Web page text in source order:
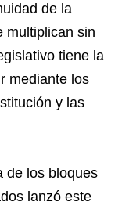
de la
multiplican sin
tiene la
mediante los
y las
de los bloques
lanzó este